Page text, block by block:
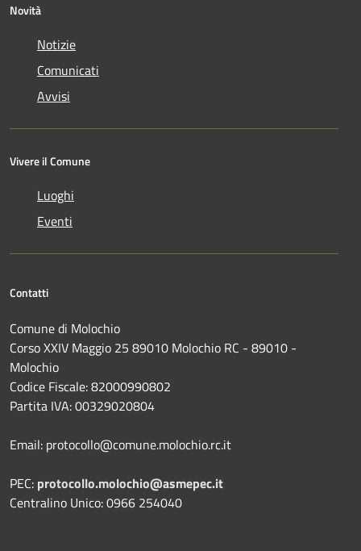
Novità
Notizie
Comunicati
Avvisi
Vivere il Comune
Luoghi
Eventi
Contatti
Comune di Molochio
Corso XXIV Maggio 25 89010 Molochio RC - 89010 -
Molochio
Codice Fiscale: 82000990802
Partita IVA: 00329020804
Email: protocollo@comune.molochio.rc.it
PEC: protocollo.molochio@asmepec.it
Centralino Unico: 0966 254040